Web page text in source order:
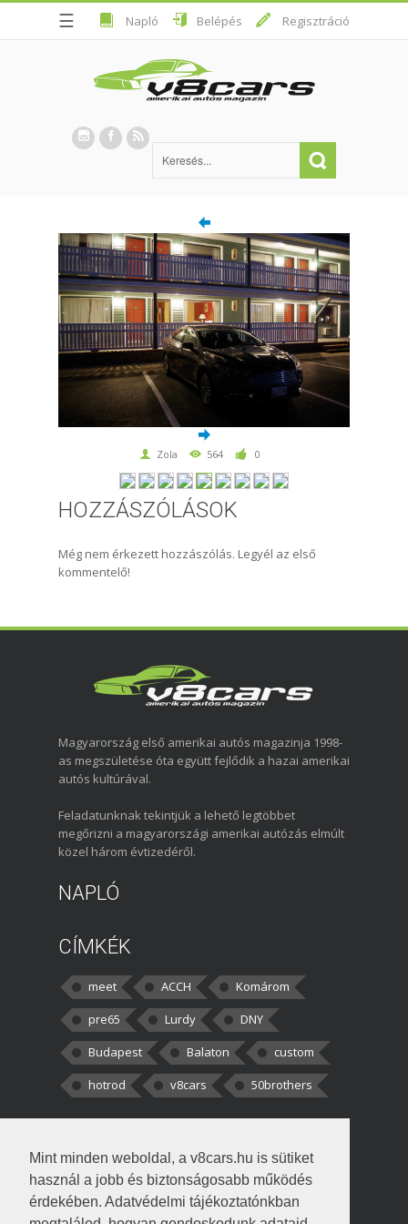
Mint minden weboldal, a v8cars.hu is sütiket
használ a jobb és biztonságosabb működés
érdekében. Adatvédelmi tájékoztatónkban
☰ Napló Belépés Regisztráció
Zola 564 0
HOZZÁSZÓLÁSOK
Még nem érkezett hozzászólás. Legyél az első
kommentelő!
Magyarország első amerikai autós magazinja 1998-
as megszületése óta együtt fejlődik a hazai amerikai
autós kultúrával.
Feladatunknak tekintjük a lehető legtöbbet
megőrizni a magyarországi amerikai autózás elmúlt
közel három évtizedéről.
NAPLÓ
CÍMKÉK
meet ACCH
Komárom
pre65
Lurdy
DNY
Budapest
Balaton
custom
hotrod
v8cars 50brothers
kortisz:Elszúrtam! Én csak két
darabbaal számoltam. Nem tudtam, hogy fél autót,